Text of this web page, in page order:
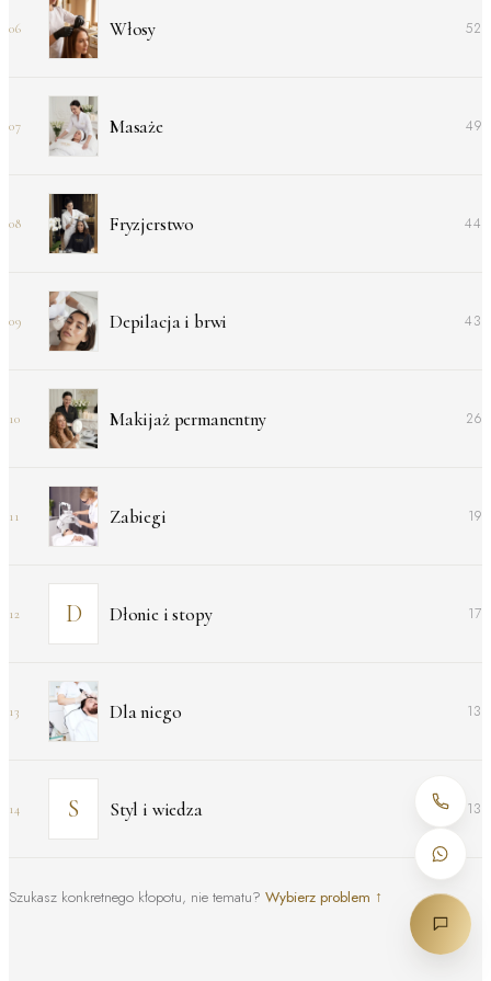
06 Włosy 52
07 Masaże 49
08 Fryzjerstwo 44
09 Depilacja i brwi 43
10 Makijaż permanentny 26
11 Zabiegi 19
12 Dłonie i stopy 17
13 Dla niego 13
14 Styl i wiedza 13
Szukasz konkretnego kłopotu, nie tematu? Wybierz problem ↑